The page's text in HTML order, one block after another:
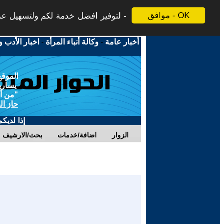
موافق - OK لتوفير افضل خدمة لكم ولتسهيل
أخبار عامة -وكالة أنباء المرأة - اخبار الأدب
"من
حاز
إذا
بحث/الارشيف اضافة/خدمات الزوار